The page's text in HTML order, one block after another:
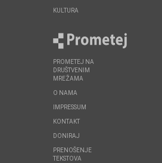
KULTURA
PROMETEJ NA
DRUŠTVENIM
MREŽAMA
O NAMA
IMPRESSUM
KONTAKT
DONIRAJ
PRENOŠENJE
TEKSTOVA